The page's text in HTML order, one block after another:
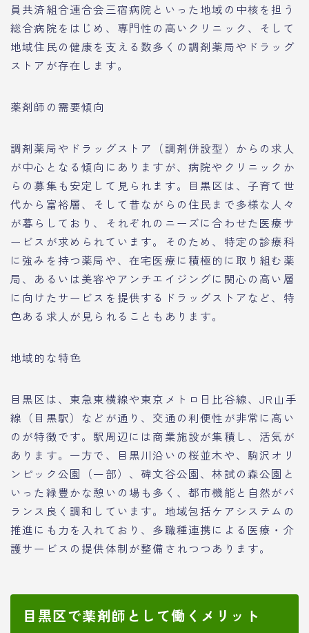
員共済組合連合会三宿病院といった地域の中核を担う
総合病院をはじめ、専門性の高いクリニック、そして
地域住民の健康を支える数多くの調剤薬局やドラッグ
ストアが存在します。
薬剤師の需要傾向
調剤薬局やドラッグストア（調剤併設型）からの求人
が中心となる傾向にありますが、病院やクリニックか
らの募集も安定して見られます。目黒区は、子育て世
代から富裕層、そして昔ながらの住民まで多様な人々
が暮らしており、それぞれのニーズに合わせた医療サ
ービスが求められています。そのため、特定の診療科
に強みを持つ薬局や、在宅医療に積極的に取り組む薬
局、あるいは美容やアンチエイジングに関心の高い層
に向けたサービスを提供するドラッグストアなど、特
色ある求人が見られることもあります。
地域的な特色
目黒区は、東急東横線や東京メトロ日比谷線、JR山手
線（目黒駅）などが通り、交通の利便性が非常に高い
のが特徴です。駅周辺には商業施設が集積し、活気が
あります。一方で、目黒川沿いの桜並木や、駒沢オリ
ンピック公園（一部）、碑文谷公園、林試の森公園と
いった緑豊かな憩いの場も多く、都市機能と自然がバ
ランス良く調和しています。地域包括ケアシステムの
推進にも力を入れており、多職種連携による医療・介
護サービスの提供体制が整備されつつあります。
目黒区で薬剤師として働くメリット